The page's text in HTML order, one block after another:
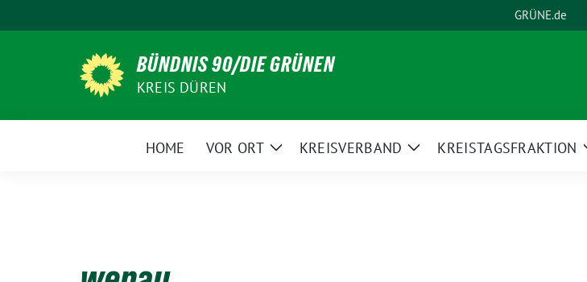
zum
GRÜNE.de
BÜNDNIS 90/DIE GRÜNEN
KREIS DÜREN
HOME VOR ORT
ZeigeKREISVERBAND
ZeigeKREISTAGSFRAKTION